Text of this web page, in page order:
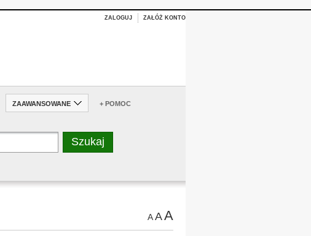
ZALOGUJ ZAŁÓŻ KONTO
ZAAWANSOWANE + POMOC
AAA